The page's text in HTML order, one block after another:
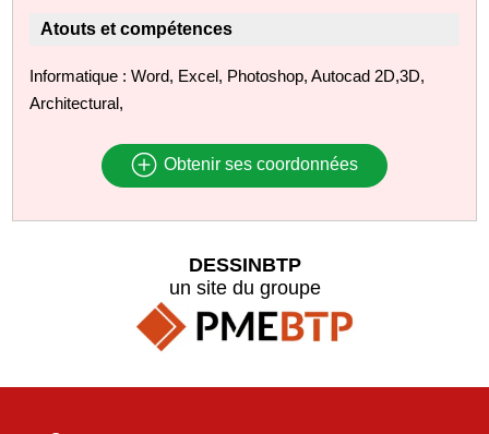
Atouts et compétences
Informatique : Word, Excel, Photoshop, Autocad 2D,3D,
Architectural,
Obtenir ses coordonnées
DESSINBTP
un site du groupe